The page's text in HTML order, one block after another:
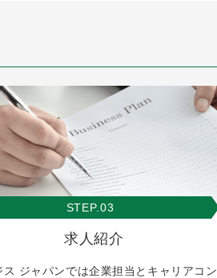
STEP.03
求人紹介
ス ジャパンでは企業担当とキャリアコン